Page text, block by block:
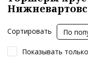
Сортировать По
Показывать